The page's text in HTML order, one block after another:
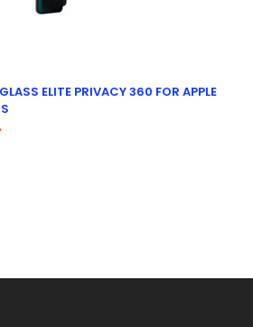
ELITE PRIVACY 360 FOR APPLE